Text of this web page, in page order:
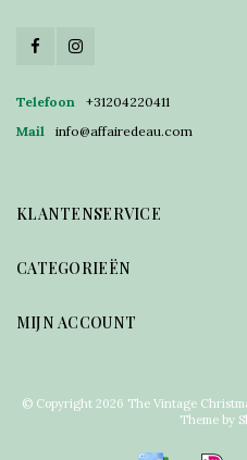
Telefoon
+31204220411
Mail
info@affairedeau.com
KLANTENSERVICE
CATEGORIEËN
MIJN ACCOUNT
© Copyright 2026 The Vintage
Theme by